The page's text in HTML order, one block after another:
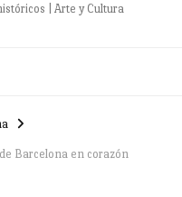
| Arte y Cultura
Barcelona en corazón